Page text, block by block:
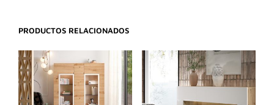
PRODUCTOS RELACIONADOS